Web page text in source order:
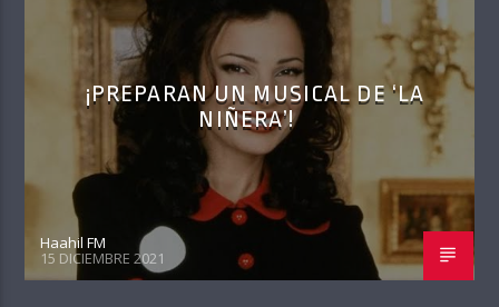
¡PREPARAN UN MUSICAL DE ‘LA
NIÑERA’!
Haahil FM
15 DICIEMBRE 2021